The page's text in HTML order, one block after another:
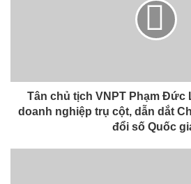
Tân chủ tịch VNPT Phạm Đức
doanh nghiệp trụ cột, dẫn dắt
đổi số Quốc